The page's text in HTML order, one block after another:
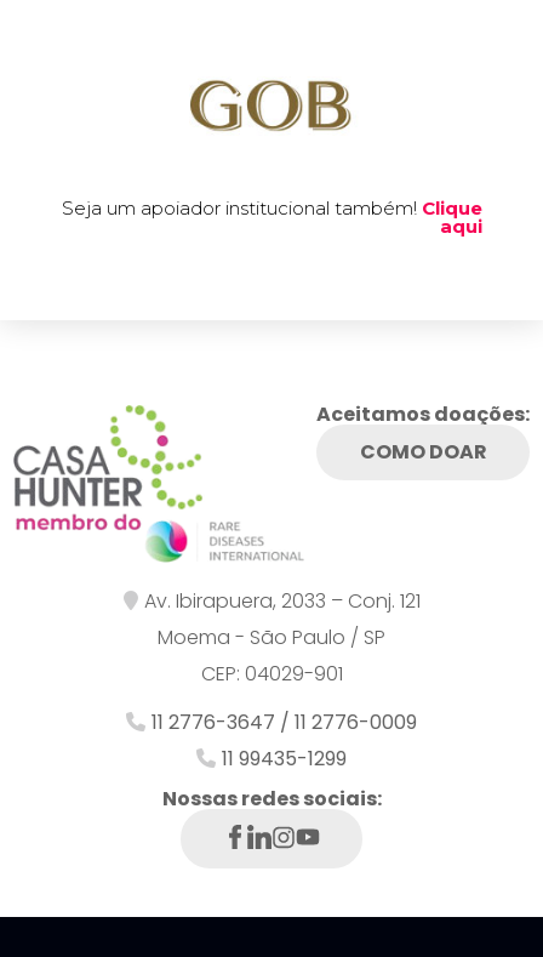
Seja um apoiador institucional também! Clique
aqui
Aceitamos doações:
COMO DOAR
Av. Ibirapuera, 2033 – Conj. 121
Moema - São Paulo / SP
CEP: 04029-901
11 2776-3647 / 11 2776-0009
11 99435-1299
Nossas redes sociais: